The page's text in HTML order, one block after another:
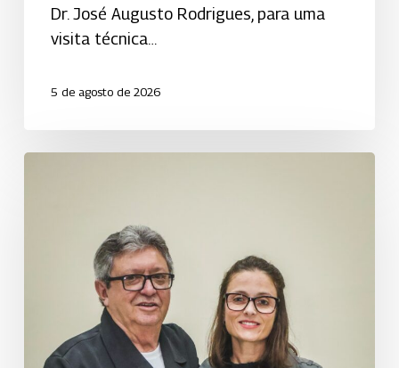
Dr. José Augusto Rodrigues, para uma
visita técnica…
5 de agosto de 2026
reconhecida